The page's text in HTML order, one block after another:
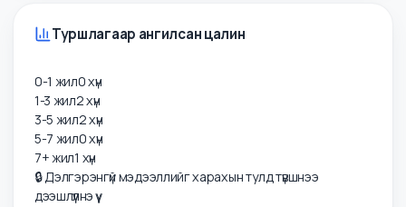
Туршлагаар ангилсан цалин
0-1 жил0хүн
1-3 жил 2хүн
3-5 жил2хүн
5-7 жил0хүн